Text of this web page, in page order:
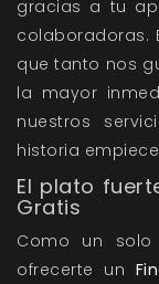
gracias a tu
colaboradoras.
que tanto nos
la mayor
nuestros
historia
El plato
Gratis
Como un
ofrecerte un